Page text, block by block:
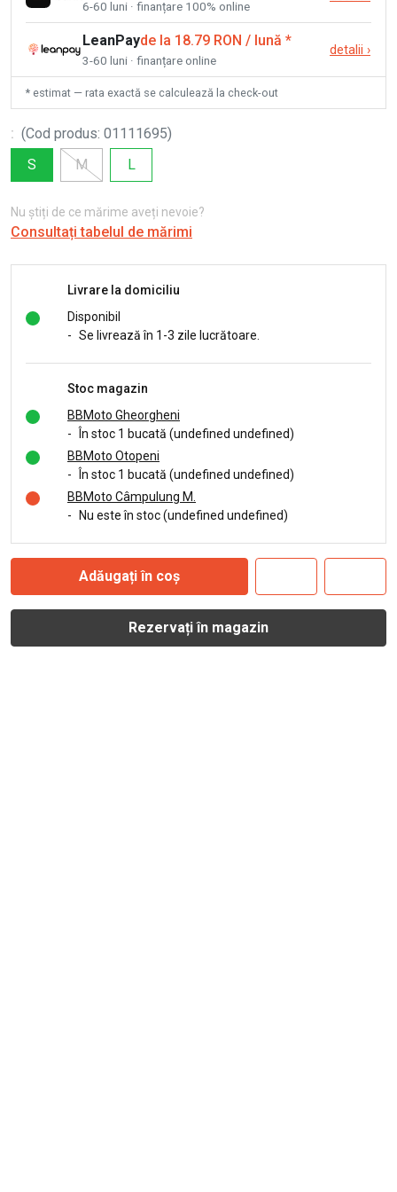
6-60 luni · finanțare 100% online
LeanPayde la 18.79 RON / lună *
3-60 luni · finanțare online
detalii ›
* estimat — rata exactă se calculează la check-out
: (Cod produs: 01111695)
S
M L
Nu știți de ce mărime aveți nevoie?
Consultați tabelul de mărimi
Livrare la domiciliu
Disponibil
- Se livrează în 1-3 zile lucrătoare.
Stoc magazin
BBMoto Gheorgheni
-
În stoc 1 bucată (undefined undefined)
BBMoto Otopeni
-
În stoc 1 bucată (undefined undefined)
BBMoto Câmpulung M.
-
Nu este în stoc (undefined undefined)
Adăugați în coș
Rezervați în magazin